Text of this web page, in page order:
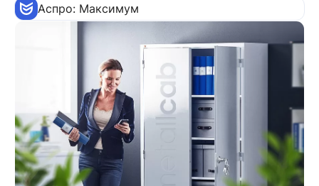
Аспро: Максимум